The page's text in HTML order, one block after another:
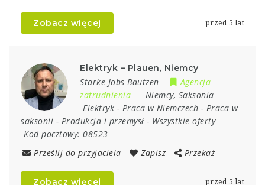
Zobacz więcej przed 5 lat
Elektryk – Plauen, Niemcy
Starke Jobs Bautzen
Agencja
zatrudnienia
Niemcy, Saksonia
Elektryk - Praca w Niemczech - Praca w
saksonii - Produkcja i przemysł - Wszystkie oferty
Kod pocztowy: 08523
Prześlij do przyjaciela
Zapisz Przekaż
Zobacz więcej przed 5 lat